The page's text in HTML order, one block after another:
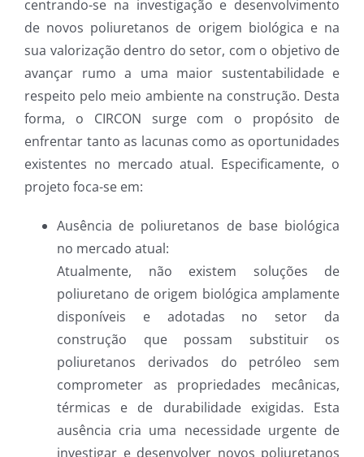
centrando-se na investigação e desenvolvimento
de novos poliuretanos de origem biológica e na
sua valorização dentro do setor, com o objetivo de
avançar rumo a uma maior sustentabilidade e
respeito pelo meio ambiente na construção. Desta
forma, o CIRCON surge com o propósito de
enfrentar tanto as lacunas como as oportunidades
existentes no mercado atual. Especificamente, o
projeto foca-se em:
Ausência de poliuretanos de base biológica
no mercado atual:
Atualmente, não existem soluções de
poliuretano de origem biológica amplamente
disponíveis e adotadas no setor da
construção que possam substituir os
poliuretanos derivados do petróleo sem
comprometer as propriedades mecânicas,
térmicas e de durabilidade exigidas. Esta
ausência cria uma necessidade urgente de
investigar e desenvolver novos poliuretanos